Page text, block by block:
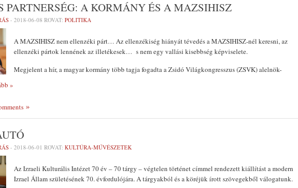
PARTNERSÉG: A KORMÁNY ÉS A MAZSIHISZ
- 2018-06-08 ROVAT: POLITIKA
A MAZSIHISZ nem ellenzéki párt… Az ellenzékiség hiányát tévedés a MAZSIHISZ-nél keresni, az
ellenzéki pártok lennének az illetékesek… s nem egy vallási kisebbség képviselete.
Megjelent a hír, a magyar kormány több tagja fogadta a Zsidó Világkongresszus (ZSVK) alelnök-
»
- 2018-06-01 ROVAT: KULTÚRA-MŰVÉSZETEK
Az Izraeli Kulturális Intézet 70 év – 70 tárgy – végtelen történet címmel rendezett kiállítást a modern
Izrael Állam születésének 70. évfordulójára. A tárgyakból és a köréjük írott szövegekből válogatunk.